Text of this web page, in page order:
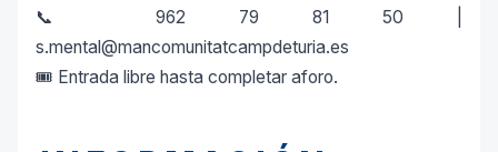
📞 962 79 81 50 |
s.mental@mancomunitatcampdeturia.es
🎟️ Entrada libre hasta completar aforo.